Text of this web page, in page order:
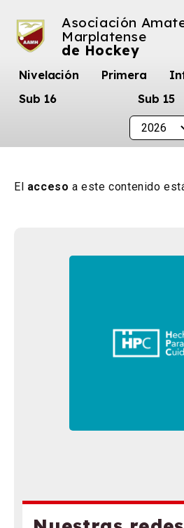
Asociación
Marplatense
de Hockey
Nivelación Primera
Sub 16
Sub 15
El acceso a este contenido